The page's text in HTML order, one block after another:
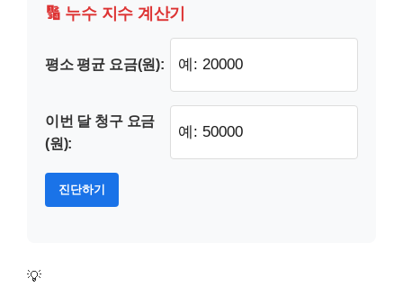
🔢 누수 지수 계산기
평소 평균 요금(원):
이번 달 청구 요금
(원):
진단하기
💡